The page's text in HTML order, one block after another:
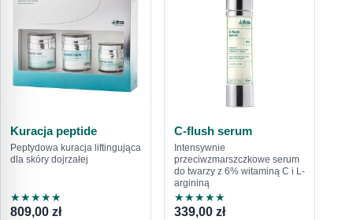
Kuracja peptide
Peptydowa kuracja liftingująca
dla skóry dojrzałej
★★★★★
809,00 zł
C-flush serum
Intensywnie
przeciwzmarszczkowe serum
do twarzy z 6% witaminą C i L-
argininą
★★★★★
339,00 zł